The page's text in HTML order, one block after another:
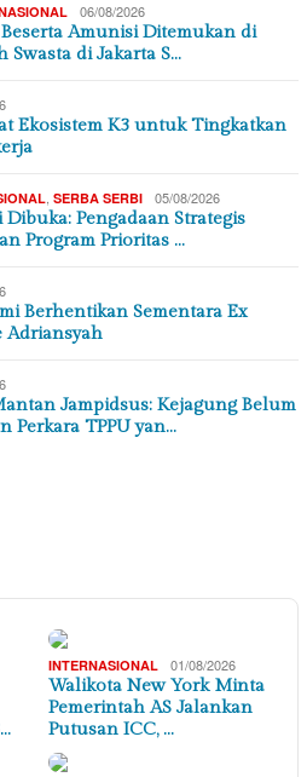
06/08/2026
Amunisi Ditemukan di
Swasta di Jakarta S…
Ekosistem K3 untuk Tingkatkan
SERBA SERBI 05/08/2026
Dibuka: Pengadaan Strategis
Program Prioritas …
Berhentikan Sementara Ex
Adriansyah
Jampidsus: Kejagung Belum
Perkara TPPU yan…
INTERNASIONAL 01/08/2026
Walikota New York Minta
Pemerintah AS Jalankan
Putusan ICC, …